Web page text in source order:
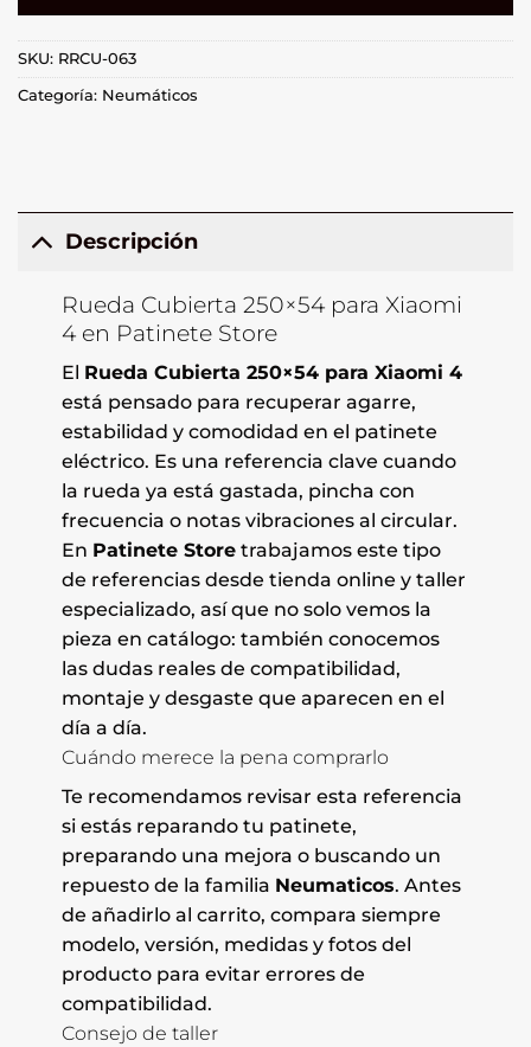
SKU: RRCU-063
Categoría: Neumáticos
Descripción
Rueda Cubierta 250×54 para Xiaomi
4 en Patinete Store
El Rueda Cubierta 250×54 para Xiaomi 4
está pensado para recuperar agarre,
estabilidad y comodidad en el patinete
eléctrico. Es una referencia clave cuando
la rueda ya está gastada, pincha con
frecuencia o notas vibraciones al circular.
En Patinete Storetrabajamos este tipo
de referencias desde tienda online y taller
especializado, así que no solo vemos la
pieza en catálogo: también conocemos
las dudas reales de compatibilidad,
montaje y desgaste que aparecen en el
día a día.
Cuándo merece la pena comprarlo
Te recomendamos revisar esta referencia
si estás reparando tu patinete,
preparando una mejora o buscando un
repuesto de la familia Neumaticos. Antes
de añadirlo al carrito, compara siempre
modelo, versión, medidas y fotos del
producto para evitar errores de
compatibilidad.
Consejo de taller